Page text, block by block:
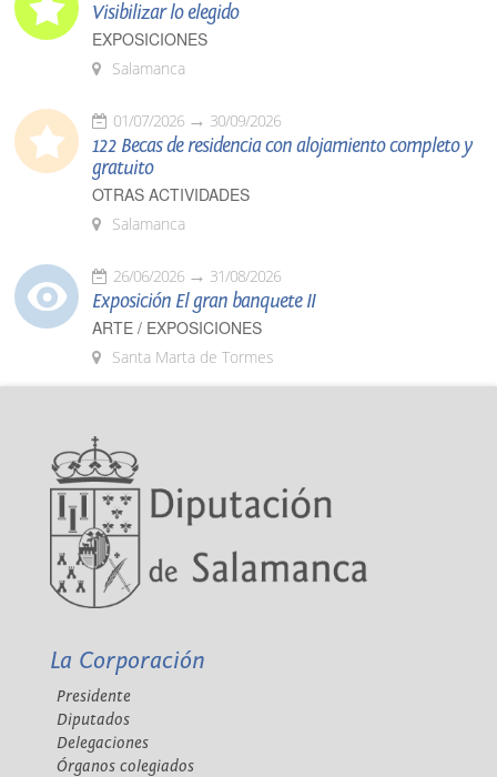
Visibilizar lo elegido
EXPOSICIONES
Salamanca
01/07/2026 30/09/2026
122 Becas de residencia con alojamiento completo y
gratuito
OTRAS ACTIVIDADES
Salamanca
26/06/2026 31/08/2026
Exposición El gran banquete II
ARTE / EXPOSICIONES
Santa Marta de Tormes
La Corporación
Presidente
Diputados
Delegaciones
Órganos colegiados